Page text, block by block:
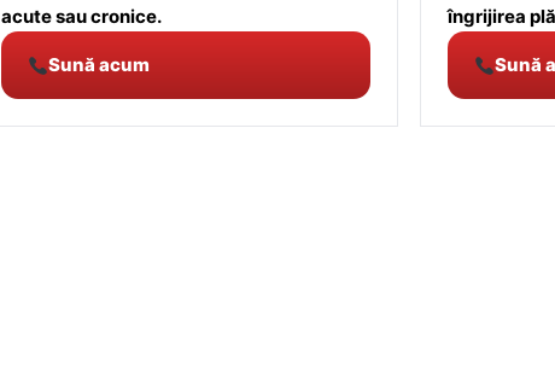
acute sau cronice.
Sună acum
îngrijirea
Sună